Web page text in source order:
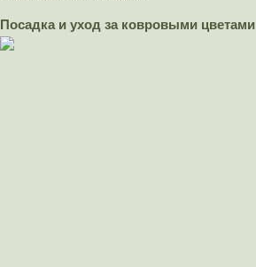
Посадка и уход за ковровыми цветами